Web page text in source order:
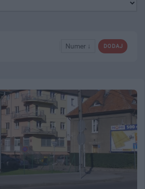
DODAJ
Numer ↓